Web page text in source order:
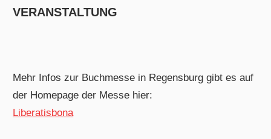
VERANSTALTUNG
Mehr Infos zur Buchmesse in Regensburg gibt es auf
der Homepage der Messe hier:
Liberatisbona